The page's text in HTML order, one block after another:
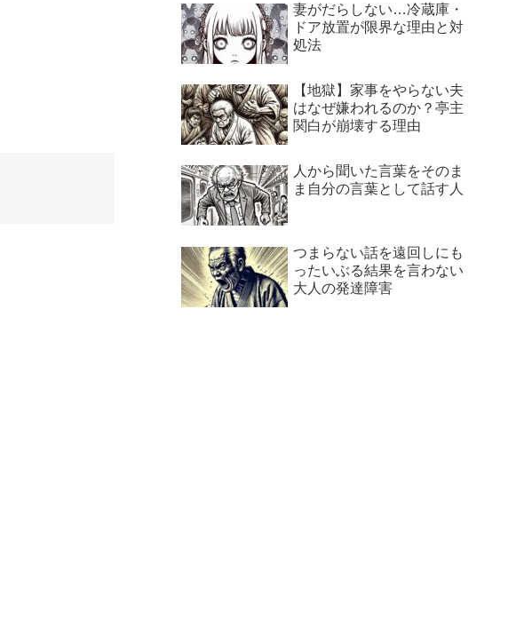
妻がだらしない…冷蔵庫・
ドア放置が限界な理由と対
処法
【地獄】家事をやらない夫
はなぜ嫌われるのか？亭主
関白が崩壊する理由
人から聞いた言葉をそのま
ま自分の言葉として話す人
つまらない話を遠回しにも
ったいぶる結果を言わない
大人の発達障害